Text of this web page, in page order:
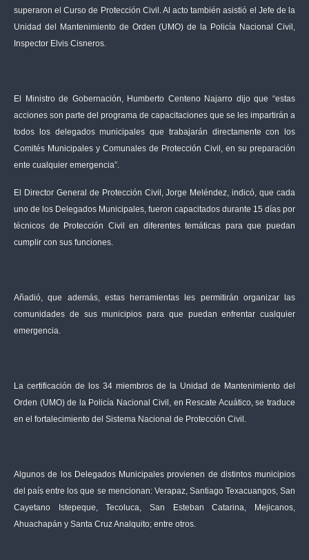
superaron el Curso de Protección Civil. Al acto también asistió el Jefe de la
Unidad del Mantenimiento de Orden (UMO) de la Policía Nacional Civil,
Inspector Elvis Cisneros.
El Ministro de Gobernación, Humberto Centeno Najarro dijo que “estas
acciones son parte del programa de capacitaciones que se les impartirán a
todos los delegados municipales que trabajarán directamente con los
Comités Municipales y Comunales de Protección Civil, en su preparación
ente cualquier emergencia”.
El Director General de Protección Civil, Jorge Meléndez, indicó, que cada
uno de los Delegados Municipales, fueron capacitados durante 15 días por
técnicos de Protección Civil en diferentes temáticas para que puedan
cumplir con sus funciones.
Añadió, que además, estas herramientas les permitirán organizar las
comunidades de sus municipios para que puedan enfrentar cualquier
emergencia.
La certificación de los 34 miembros de la Unidad de Mantenimiento del
Orden (UMO) de la Policía Nacional Civil, en Rescate Acuático, se traduce
en el fortalecimiento del Sistema Nacional de Protección Civil.
Algunos de los Delegados Municipales provienen de distintos municipios
del país entre los que se mencionan: Verapaz, Santiago Texacuangos, San
Cayetano Istepeque, Tecoluca, San Esteban Catarina, Mejicanos,
Ahuachapán y Santa Cruz Analquito; entre otros.